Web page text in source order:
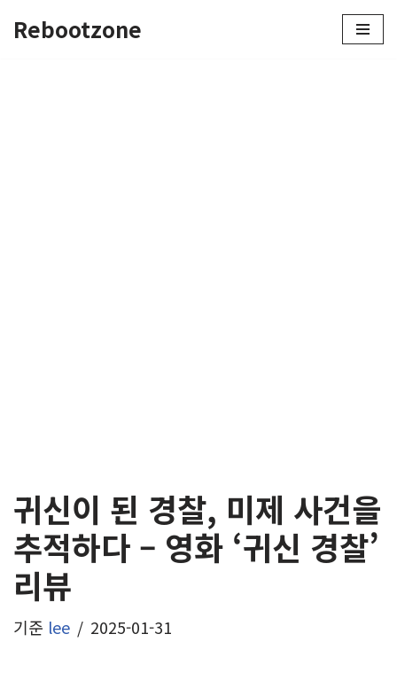
Rebootzone
귀신이 된 경찰, 미제 사건을
추적하다 – 영화 ‘귀신 경찰’
리뷰
기준 lee 2025-01-31